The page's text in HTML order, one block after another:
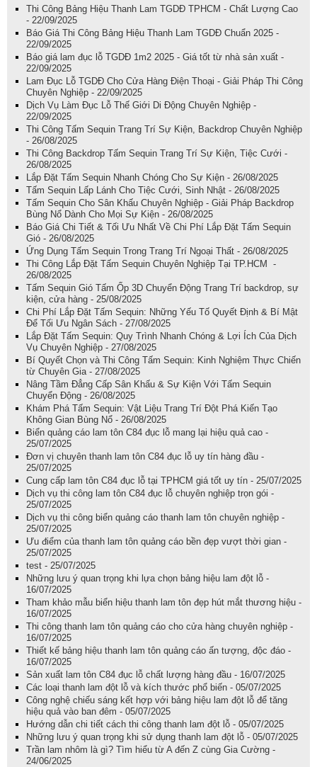
Thi Công Bảng Hiệu Thanh Lam TGDĐ TPHCM - Chất Lượng Cao
- 22/09/2025
Báo Giá Thi Công Bảng Hiệu Thanh Lam TGDĐ Chuẩn 2025 -
22/09/2025
Báo giá lam đục lỗ TGDĐ 1m2 2025 - Giá tốt từ nhà sản xuất -
22/09/2025
Lam Đục Lỗ TGDĐ Cho Cửa Hàng Điện Thoại - Giải Pháp Thi Công
Chuyên Nghiệp - 22/09/2025
Dịch Vụ Làm Đục Lỗ Thế Giới Di Động Chuyên Nghiệp -
22/09/2025
Thi Công Tấm Sequin Trang Trí Sự Kiện, Backdrop Chuyên Nghiệp
- 26/08/2025
Thi Công Backdrop Tấm Sequin Trang Trí Sự Kiện, Tiệc Cưới -
26/08/2025
Lắp Đặt Tấm Sequin Nhanh Chóng Cho Sự Kiện - 26/08/2025
Tấm Sequin Lấp Lánh Cho Tiệc Cưới, Sinh Nhật - 26/08/2025
Tấm Sequin Cho Sân Khấu Chuyên Nghiệp - Giải Pháp Backdrop
Bùng Nổ Dành Cho Mọi Sự Kiện - 26/08/2025
Báo Giá Chi Tiết & Tối Ưu Nhất Về Chi Phí Lắp Đặt Tấm Sequin
Gió - 26/08/2025
Ứng Dụng Tấm Sequin Trong Trang Trí Ngoại Thất - 26/08/2025
Thi Công Lắp Đặt Tấm Sequin Chuyên Nghiệp Tại TP.HCM -
26/08/2025
Tấm Sequin Gió Tấm Ốp 3D Chuyển Động Trang Trí backdrop, sự
kiện, cửa hàng - 25/08/2025
Chi Phí Lắp Đặt Tấm Sequin: Những Yếu Tố Quyết Định & Bí Mật
Để Tối Ưu Ngân Sách - 27/08/2025
Lắp Đặt Tấm Sequin: Quy Trình Nhanh Chóng & Lợi Ích Của Dịch
Vụ Chuyên Nghiệp - 27/08/2025
Bí Quyết Chọn và Thi Công Tấm Sequin: Kinh Nghiệm Thực Chiến
từ Chuyên Gia - 27/08/2025
Nâng Tầm Đẳng Cấp Sân Khấu & Sự Kiện Với Tấm Sequin
Chuyển Động - 26/08/2025
Khám Phá Tấm Sequin: Vật Liệu Trang Trí Đột Phá Kiến Tạo
Không Gian Bùng Nổ - 26/08/2025
Biển quảng cáo lam tôn C84 đục lỗ mang lại hiệu quả cao -
25/07/2025
Đơn vị chuyên thanh lam tôn C84 đục lỗ uy tín hàng đầu -
25/07/2025
Cung cấp lam tôn C84 đục lỗ tại TPHCM giá tốt uy tín - 25/07/2025
Dịch vụ thi công lam tôn C84 đục lỗ chuyên nghiệp trọn gói -
25/07/2025
Dịch vụ thi công biển quảng cáo thanh lam tôn chuyên nghiệp -
25/07/2025
Ưu điểm của thanh lam tôn quảng cáo bền đẹp vượt thời gian -
25/07/2025
test - 25/07/2025
Những lưu ý quan trọng khi lựa chọn bảng hiệu lam đột lỗ -
16/07/2025
Tham khảo mẫu biển hiệu thanh lam tôn đẹp hút mắt thương hiệu -
16/07/2025
Thi công thanh lam tôn quảng cáo cho cửa hàng chuyên nghiệp -
16/07/2025
Thiết kế bảng hiệu thanh lam tôn quảng cáo ấn tượng, độc đáo -
16/07/2025
Sản xuất lam tôn C84 đục lỗ chất lượng hàng đầu - 16/07/2025
Các loại thanh lam đột lỗ và kích thước phổ biến - 05/07/2025
Công nghệ chiếu sáng kết hợp với bảng hiệu lam đột lỗ để tăng
hiệu quả vào ban đêm - 05/07/2025
Hướng dẫn chi tiết cách thi công thanh lam đột lỗ - 05/07/2025
Những lưu ý quan trọng khi sử dụng thanh lam đột lỗ - 05/07/2025
Trần lam nhôm là gì? Tìm hiểu từ A đến Z cùng Gia Cường -
24/06/2025